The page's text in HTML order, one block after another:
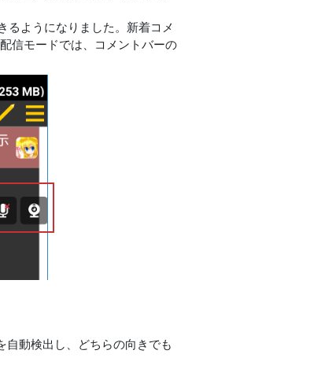
るようになりました。新着コメ
信モードでは、コメントバーの
動検出し、どちらの向きでも